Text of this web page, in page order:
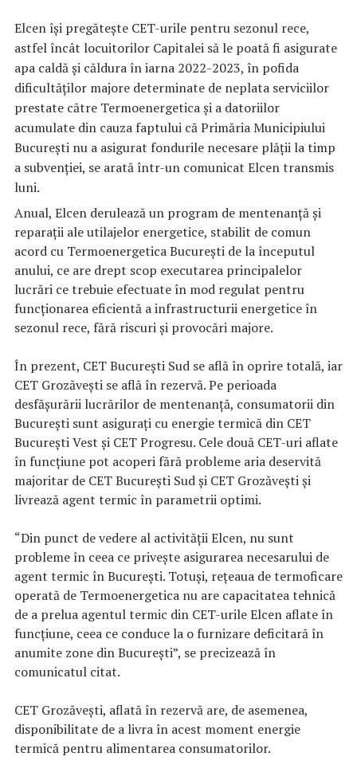
Elcen îşi pregăteşte CET-urile pentru sezonul rece,
astfel încât locuitorilor Capitalei să le poată fi asigurate
apa caldă şi căldura în iarna 2022-2023, în pofida
dificultăţilor majore determinate de neplata serviciilor
prestate către Termoenergetica şi a datoriilor
acumulate din cauza faptului că Primăria Municipiului
Bucureşti nu a asigurat fondurile necesare plăţii la timp
a subvenţiei, se arată într-un comunicat Elcen transmis
luni.
Anual, Elcen derulează un program de mentenanţă şi
reparaţii ale utilajelor energetice, stabilit de comun
acord cu Termoenergetica Bucureşti de la începutul
anului, ce are drept scop executarea principalelor
lucrări ce trebuie efectuate în mod regulat pentru
funcţionarea eficientă a infrastructurii energetice în
sezonul rece, fără riscuri şi provocări majore.
În prezent, CET Bucureşti Sud se află în oprire totală, iar
CET Grozăveşti se află în rezervă. Pe perioada
desfăşurării lucrărilor de mentenanţă, consumatorii din
Bucureşti sunt asiguraţi cu energie termică din CET
Bucureşti Vest şi CET Progresu. Cele două CET-uri aflate
în funcţiune pot acoperi fără probleme aria deservită
majoritar de CET Bucureşti Sud şi CET Grozăveşti şi
livrează agent termic în parametrii optimi.
“Din punct de vedere al activităţii Elcen, nu sunt
probleme în ceea ce priveşte asigurarea necesarului de
agent termic în Bucureşti. Totuşi, reţeaua de termoficare
operată de Termoenergetica nu are capacitatea tehnică
de a prelua agentul termic din CET-urile Elcen aflate în
funcţiune, ceea ce conduce la o furnizare deficitară în
anumite zone din Bucureşti”, se precizează în
comunicatul citat.
CET Grozăveşti, aflată în rezervă are, de asemenea,
disponibilitate de a livra în acest moment energie
termică pentru alimentarea consumatorilor.